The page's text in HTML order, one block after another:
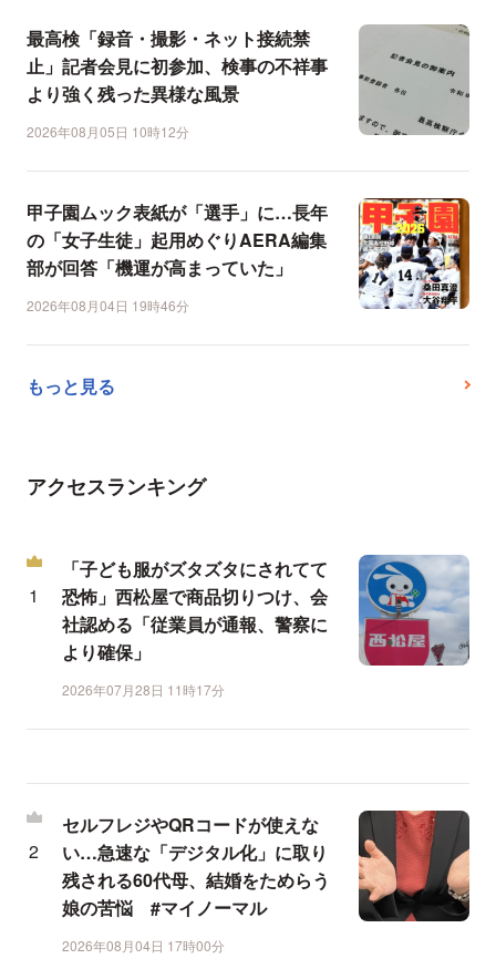
最高検「録音・撮影・ネット接続禁
止」記者会見に初参加、検事の不祥事
より強く残った異様な風景
2026年08月05日 10時12分
甲子園ムック表紙が「選手」に…長年
の「女子生徒」起用めぐりAERA編集
部が回答「機運が高まっていた」
2026年08月04日 19時46分
もっと見る
アクセスランキング
「子ども服がズタズタにされてて
恐怖」西松屋で商品切りつけ、会
社認める「従業員が通報、警察に
より確保」
2026年07月28日 11時17分
セルフレジやQRコードが使えな
い…急速な「デジタル化」に取り
残される60代母、結婚をためらう
娘の苦悩 #マイノーマル
2026年08月04日 17時00分